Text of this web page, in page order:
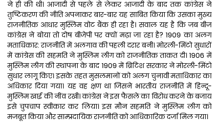
ने ही की थी। आजादी से पहले से लेकर आजादी के बाद तक कांग्रेस ने
तुष्टिकरण की नीति अपनाकर बार-बार यह साबित किया कि उसका मुख्य
राजनीतिक आधार मुस्लिम वोट बैंक ही रहा है। सवाल यह है कि जब बीज
कांग्रेस ने बोया तो दोष बीजेपी पर क्यों मढ़ा जा रहा है? 1909 का अलग
मताधिकार: राजनीति में अलगाव की पहली दरार बनी। मोरली-मिंटो सुधारों
में कांग्रेस की सहमति ने मुस्लिम लीग को राजनीतिक ताकत दी। 1906 में
मुस्लिम लीग की स्थापना के बाद 1909 में ब्रिटिश सरकार ने मोरली-मिंटो
सुधार लागू किए। इसके तहत मुसलमानों को अलग चुनावी मताधिकार का
अधिकार दिया गया। यह वह क्षण था जिसने भारतीय राजनीति में हिन्दू-
मुस्लिम खाई की नींव रखी। कांग्रेस ने इस फैसले का विरोध करने के बजाय
इसे चुपचाप स्वीकार कर लिया। इस मौन सहमति ने मुस्लिम लीग को
मजबूत किया और साम्प्रदायिक राजनीति को आधिकारिक दर्जा मिल गया।